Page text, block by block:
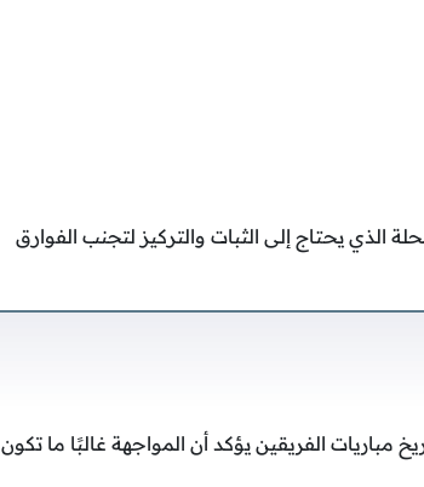
الذي يحتاج إلى الثبات والتركيز لتجنب الفوارق
مباريات الفريقين يؤكد أن المواجهة غالبًا ما تكون